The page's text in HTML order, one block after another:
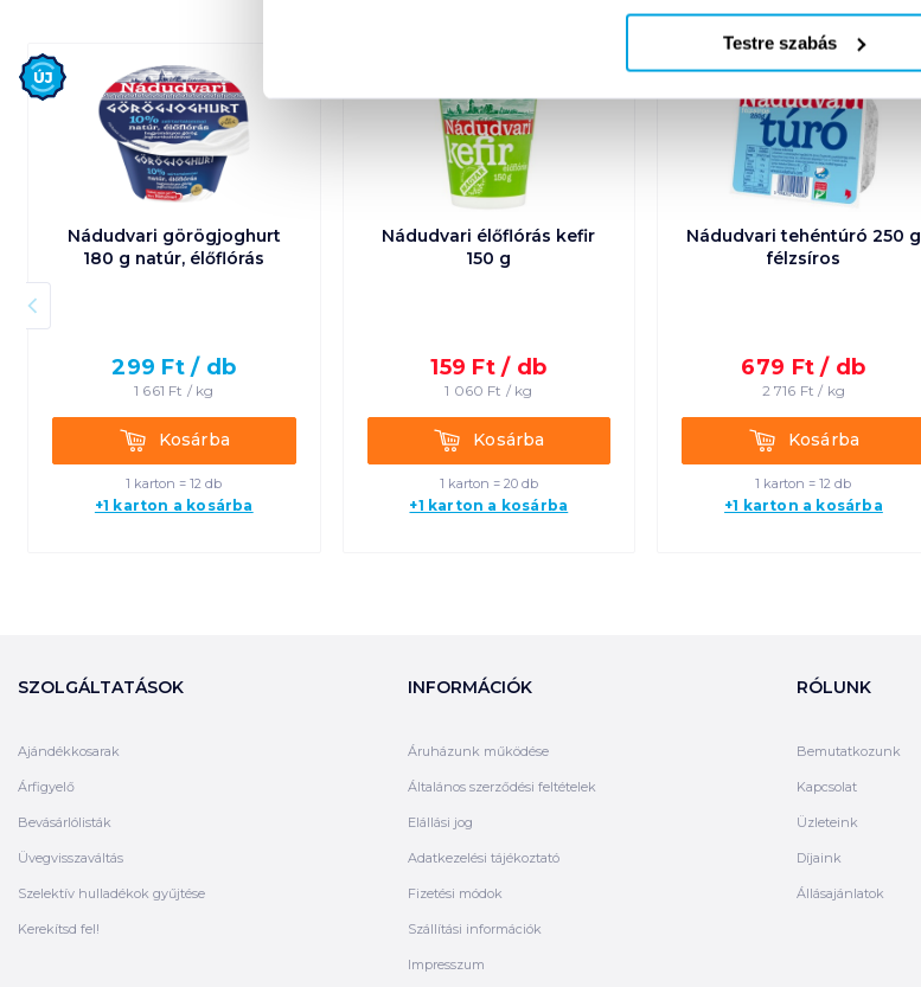
Testre szabás
Nádudvari görögjoghurt
180 g natúr, élőflórás
299 Ft / db
1 661 Ft / kg
KosárbaKosárba
1 karton = 12 db
+1 karton a kosárba
Új
Nádudvari élőflórás kefir
150 g
159 Ft / db
1 060 Ft / kg
KosárbaKosárba
1 karton = 20 db
+1 karton a kosárba
Nádudvari tehéntúró 250 g
félzsíros
679 Ft / db
2 716 Ft / kg
KosárbaKosárba
1 karton = 12 db
+1 karton a kosárba
SZOLGÁLTATÁSOK
Ajándékkosarak
Árfigyelő
Bevásárlólisták
Üvegvisszaváltás
Szelektív hulladékok gyűjtése
Kerekítsd fel!
INFORMÁCIÓK
Áruházunk működése
Általános szerződési feltételek
Elállási jog
Adatkezelési tájékoztató
Fizetési módok
Szállítási információk
Impresszum
RÓLUNK
Bemutatkozunk
Kapcsolat
Üzleteink
Díjaink
Állásajánlatok